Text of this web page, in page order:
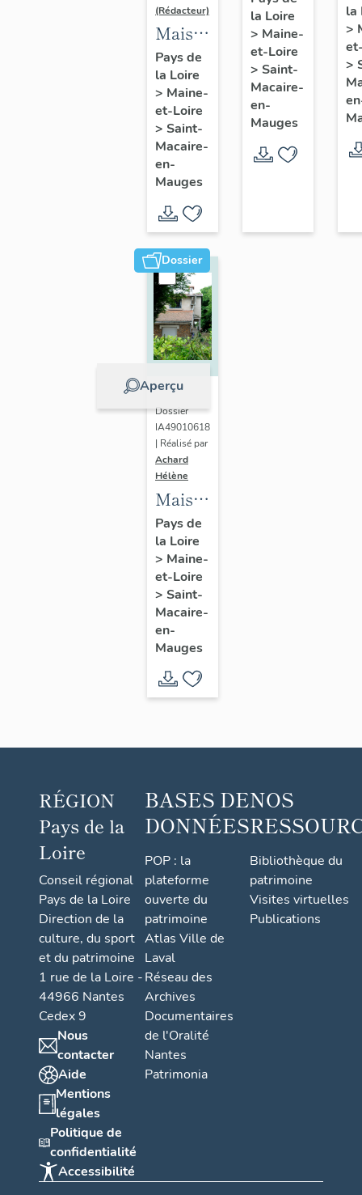
(Rédacteur)
Maison
de
l'industriel
Louis
Pasquier,
2 rue
Pasteur,
Saint-
Macaire-
en-
Mauges
Pays de
la Loire
> Maine-
et-Loire
> Saint-
Macaire-
en-
Mauges
l'industriel
Jean
Pasquier,
9 rue
Jeanne-
d'Arc,
Saint-
la Loire
> Maine-
et-Loire
> Saint-
Macaire-
en-
Mauges
la
>
>
Dossier
Aperçu
Dossier
IA49010618
| Réalisé par
Achard
Hélène
Maison
de
l'industriel
Louis
Huchon
(fils)
Pays de
la Loire
> Maine-
et-Loire
> Saint-
Macaire-
en-
Mauges
RÉGION
Pays de la
Loire
Conseil régional
Pays de la Loire
Direction de la
culture, du sport
et du patrimoine
1 rue de la Loire -
44966 Nantes
Cedex 9
Nous
contacter
Aide
Mentions
légales
Politique de
confidentialité
Accessibilité
BASES DE
DONNÉES
POP : la
plateforme
ouverte du
patrimoine
Atlas Ville de
Laval
Réseau des
Archives
Documentaires
de l'Oralité
Nantes
Patrimonia
NOS
Bibliothèque du
patrimoine
Visites virtuelles
Publications